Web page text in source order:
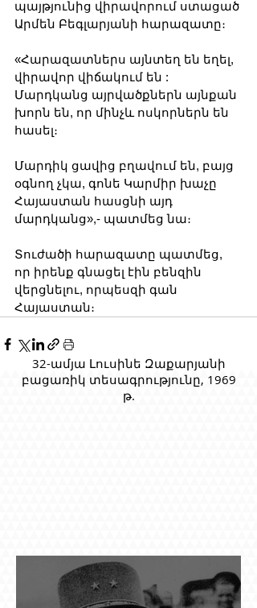
պայթյունից վիրավորում ստացած
Արմեն Բեգլարյանի հարազատը։
«Հարազատներս այնտեղ են եղել,
վիրավոր վիճակում են :
Մարդկանց այրվածքներն այնքան
խորն են, որ մինչև ոսկորներն են
հասել։
Մարդիկ ցավից բղավում են, բայց
օգնող չկա, գոնե Կարմիր խաչը
Հայաստան հասցնի այդ
մարդկանց»,- պատմեց նա։
Տուժածի հարազատը պատմեց,
որ իրենք գնացել էին բենզին
վերցնելու, որպեսզի գան
Հայաստան։
32-ամյա Լուսինե Զաքարյանի
բացառիկ տեսագրությունը, 1969
թ.